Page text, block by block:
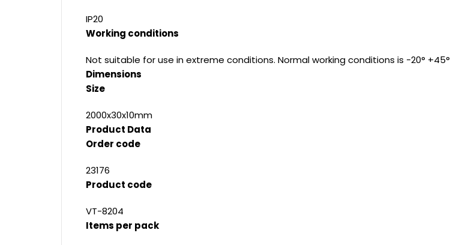
IP20
Working conditions
Not suitable for use in extreme conditions. Normal working conditions is -20° +45°
Dimensions
Size
2000x30x10mm
Product Data
Order code
23176
Product code
VT-8204
Items per pack